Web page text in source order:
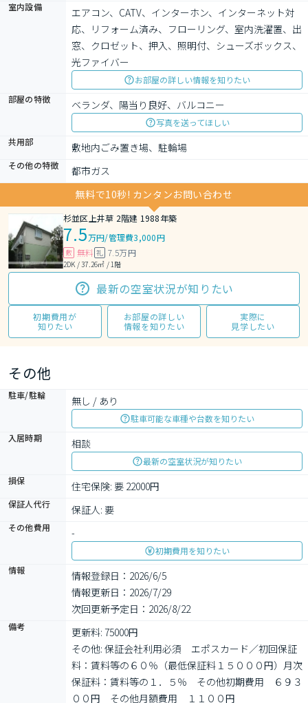
室内設備
エアコン、CATV、インターホン、インターネット対
応、リフォーム済み、フローリング、室内洗濯置、出
窓、クロゼット、押入、照明付、シューズボックス、
光ファイバー
お部屋の詳しい情報を知りたい
部屋の特徴
ベランダ、陽当り良好、バルコニー
写真を送ってほしい
共用部
敷地内ごみ置き場、駐輪場
その他の特徴
都市ガス
無料で10秒! カンタンお問い合わせ
杉並区上井草 2階建 1988年築
7.5万円/管理費3,000円
敷 無料 礼 7.5万円
2DK / 37.26㎡ / 1階
最新の空室状況が知りたい
初期費用が
知りたい
お部屋の詳しい
情報を知りたい
実際に
見学したい
その他
駐車/駐輪 無し / あり
駐車可能な車種や台数を知りたい
入居時期
相談
最新の空室状況が知りたい
損保
住宅保険: 要 22000円
保証人代行 保証人: 要
その他費用 -
初期費用を知りたい
情報
情報登録日：2026/6/5
情報更新日：2026/7/29
次回更新予定日：2026/8/22
備考
更新料: 75000円
その他: 保証会社利用必須　エポスカード／初回保証
料：賃料等の６０％（最低保証料１５０００円）月次
保証料：賃料等の１．５％　その他初期費用　６９３
００円　その他月額費用　１１００円